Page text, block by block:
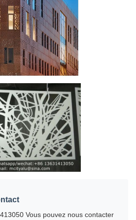
Vous pouvez nous contacter